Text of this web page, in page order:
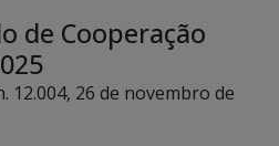
de Cooperação
12.004, 26 de novembro de